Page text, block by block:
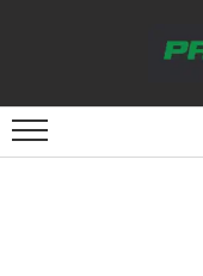
Sonorizare / PA